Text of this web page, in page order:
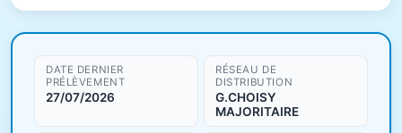
Résultats de qualité de l'eau
DATE DERNIER
PRÉLÈVEMENT
27/07/2026
RÉSEAU DE
DISTRIBUTION
G.CHOISY
MAJORITAIRE